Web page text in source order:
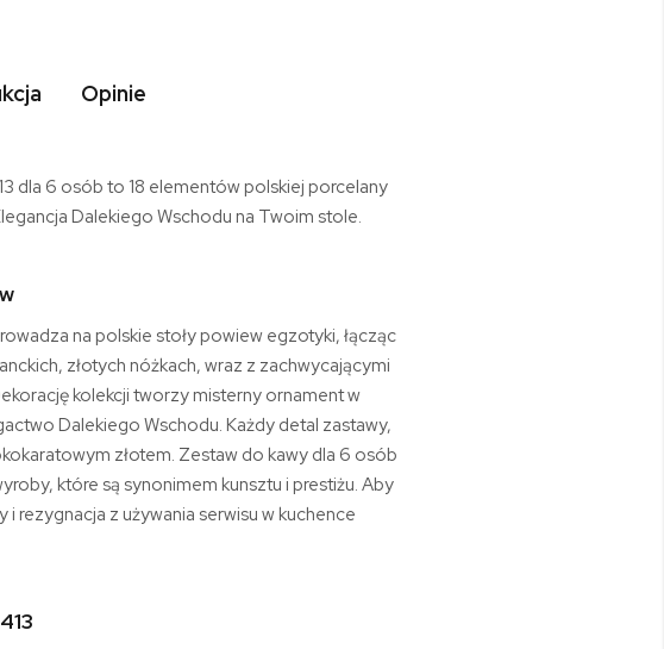
dla 6 osób to 18 elementów polskiej porcelany
Dalekiego Wschodu na Twoim stole.
na polskie stoły powiew egzotyki, łącząc
złotych nóżkach, wraz z zachwycającymi
kolekcji tworzy misterny ornament w
Dalekiego Wschodu. Każdy detal zastawy,
złotem. Zestaw do kawy dla 6 osób
które są synonimem kunsztu i prestiżu. Aby
rezygnacja z używania serwisu w kuchence
Opinie